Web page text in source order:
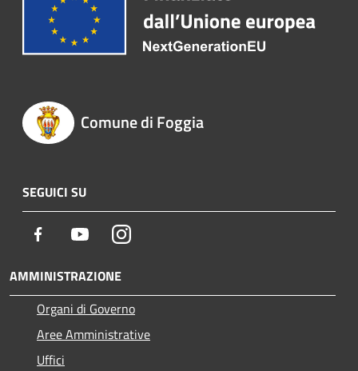
Comune di Foggia
SEGUICI SU
Facebook YoutubeInstagram
AMMINISTRAZIONE
Organi di Governo
Aree Amministrative
Uffici